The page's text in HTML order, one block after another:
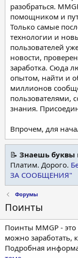
разобраться.
помощником и
Только самые
технологии и
пользователей
новости,
заработка. Сюда
опытом, найти и
миллионов
пользователями,
знания.
Впрочем, для
📝 Знаешь буквы
Платим. Дорого.
ЗА СООБЩЕНИЯ"
Форумы
Поинты
Поинты MMGP -
можно заработать,
Подробная